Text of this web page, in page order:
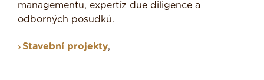
managementu, expertíz due diligence a
odborných posudků.
Stavební projekty,